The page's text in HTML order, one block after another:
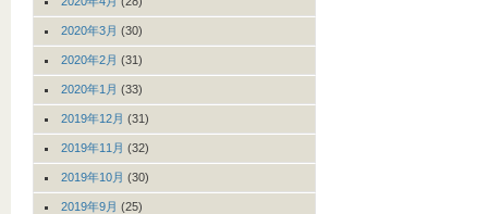
2020年3月 (30)
2020年2月 (31)
2020年1月 (33)
2019年12月 (31)
2019年11月 (32)
2019年10月 (30)
2019年9月 (25)